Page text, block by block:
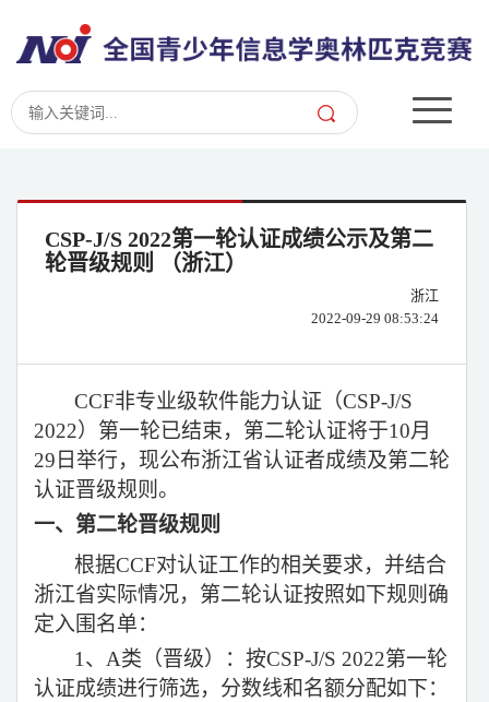
CSP-J/S 2022第一轮认证成绩公示及第二
轮晋级规则 （浙江）
浙江
2022-09-29 08:53:24
CCF非专业级软件能力认证（CSP-J/S
2022）第一轮已结束，第二轮认证将于10月
29 日举行，现公布浙江省认证者成绩及第二轮
认证晋级规则。
一、第二轮晋级规则
根据CCF对认证工作的相关要求，并结合
浙江省实际情况，第二轮认证按照如下规则确
定入围名单：
1、 A类（晋级）：按CSP-J/S 2022第一轮
认证成绩进行筛选，分数线和名额分配如下：